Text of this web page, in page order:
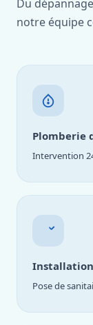
Du
notre équipe
Plomberie
Intervention
Pose de